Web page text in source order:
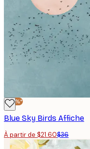
-40%*
Blue Sky Birds Affiche
À partir de $21.60$36